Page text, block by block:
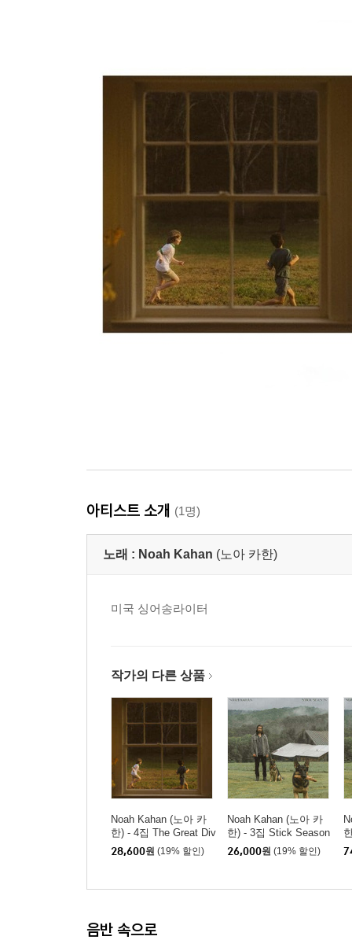
아티스트 소개 (1명)
노래 : Noah Kahan (노아 카한)
미국 싱어송라이터
작가의 다른 상품
Noah Kahan (노아 카
한) - 4집 The Great Div
ide
28,600원 (19% 할인)
Noah Kahan (노아 카
한) - 3집 Stick Season
26,000원 (19% 할인)
음반 속으로